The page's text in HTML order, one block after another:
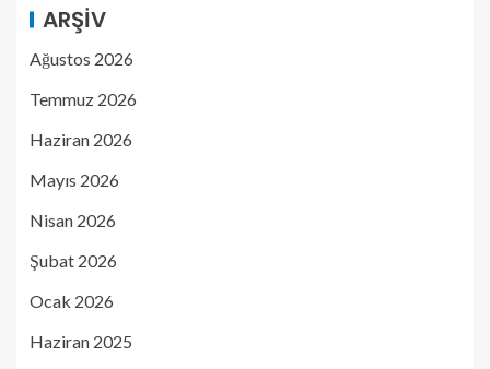
ARŞIV
Ağustos 2026
Temmuz 2026
Haziran 2026
Mayıs 2026
Nisan 2026
Şubat 2026
Ocak 2026
Haziran 2025